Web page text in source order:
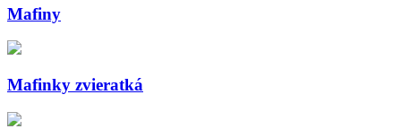
Mafiny
Mafinky zvieratká